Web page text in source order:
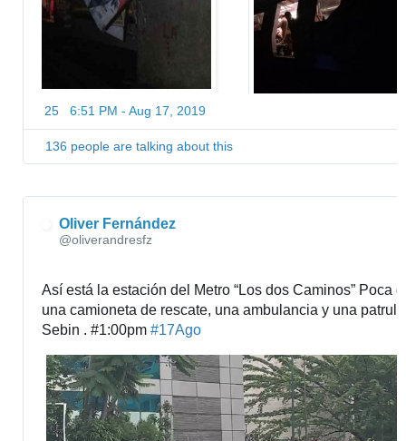
25 6:51 PM - Aug 17, 2019
136 people are talking about this
Oliver Fernández
@oliverandresfz
Así está la estación del Metro “Los dos Caminos” Poca
una camioneta de rescate, una ambulancia y una
Sebin . #1:00pm #17Ago